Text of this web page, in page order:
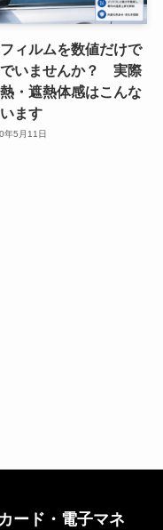
ィルムを数値だけで
いませんか？ 実際
・遮熱体感はこんな
ます
年5月11日
ード・電子マネ